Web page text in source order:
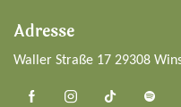
Adresse
Waller Straße 17 29308